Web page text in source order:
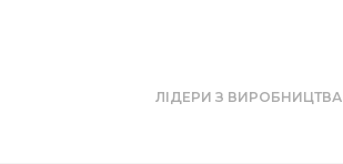
ЛІДЕРИ З